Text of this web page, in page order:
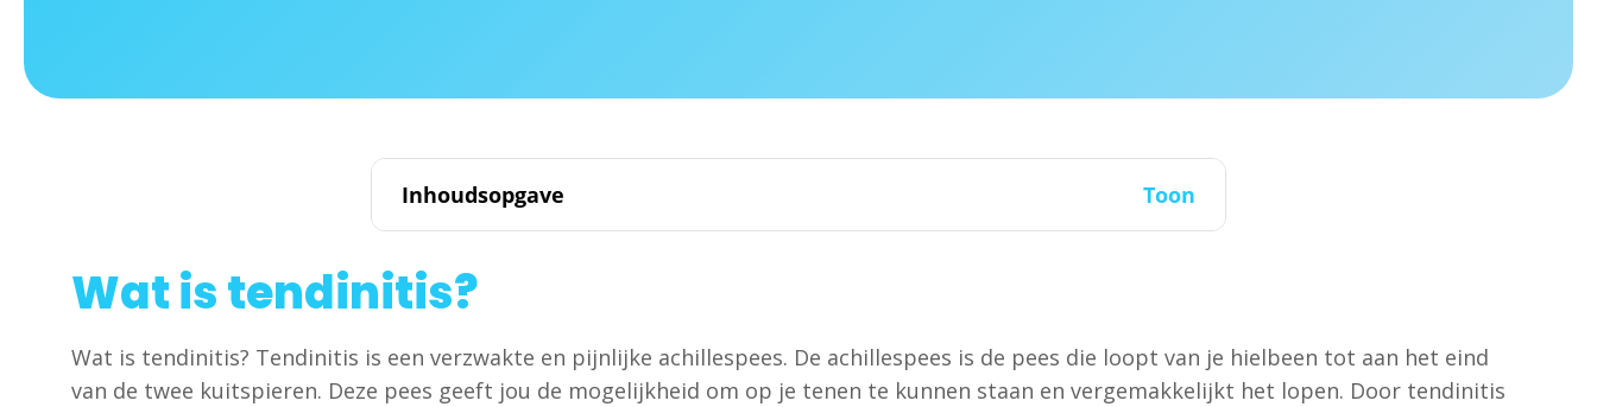
Inhoudsopgave Toon
Wat is tendinitis?
Wat is tendinitis? Tendinitis is een verzwakte en pijnlijke achillespees. De achillespees is de pees die loopt van je hielbeen tot aan het eind
van de twee kuitspieren. Deze pees geeft jou de mogelijkheid om op je tenen te kunnen staan en vergemakkelijkt het lopen. Door tendinitis